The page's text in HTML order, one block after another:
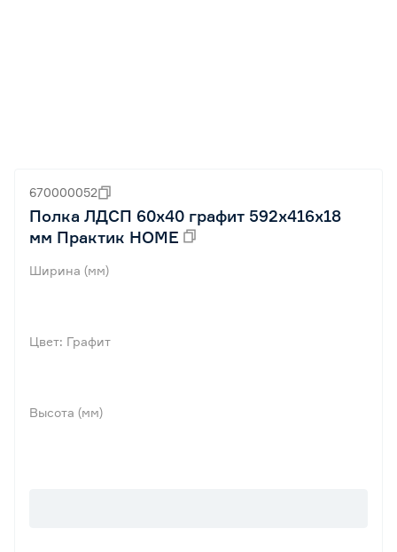
670000052
Полка ЛДСП 60х40 графит 592x416х18
мм Практик HOME
Ширина (мм)
Цвет: Графит
Высота (мм)